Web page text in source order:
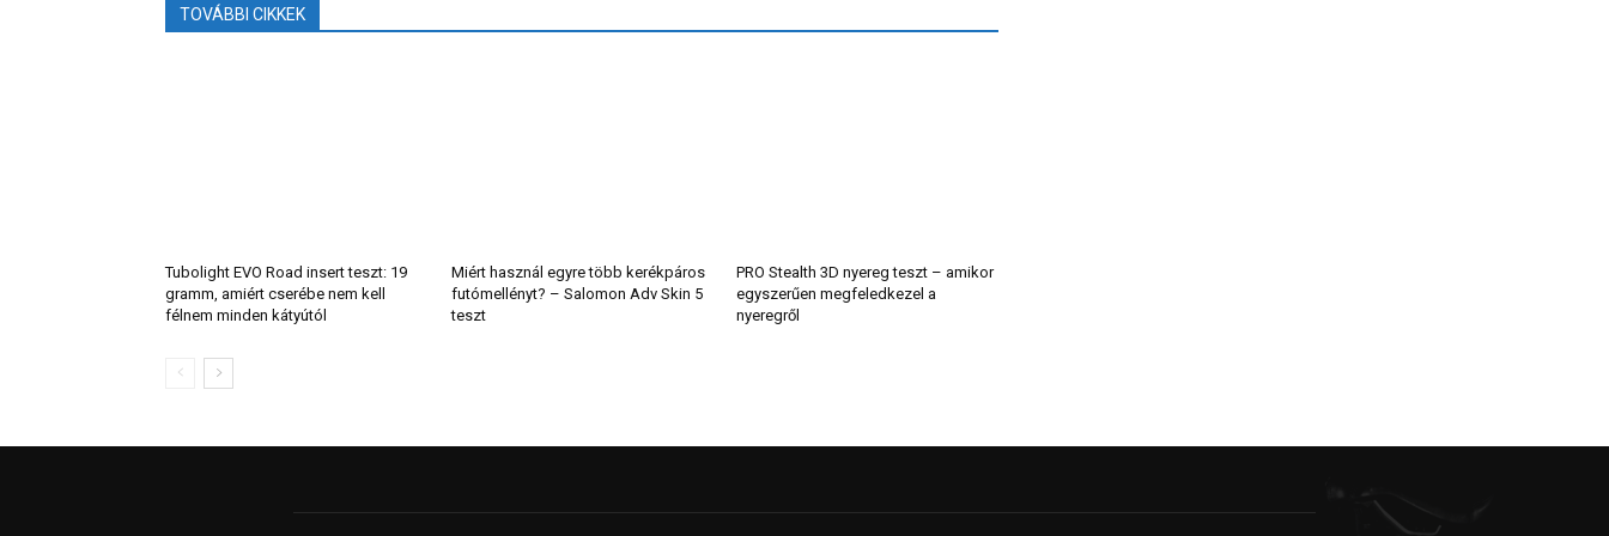
TOVÁBBI CIKKEK
Tubolight EVO Road insert teszt: 19
gramm, amiért cserébe nem kell
félnem minden kátyútól
Miért használ egyre több kerékpáros
futómellényt? – Salomon Adv Skin 5
teszt
PRO Stealth 3D nyereg teszt – amikor
egyszerűen megfeledkezel a
nyeregről